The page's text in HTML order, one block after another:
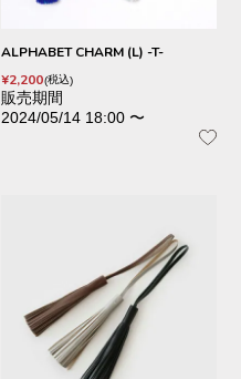
ALPHABET CHARM (L) -T-
¥2,200 税込
販売期間
2024/05/14 18:00 〜